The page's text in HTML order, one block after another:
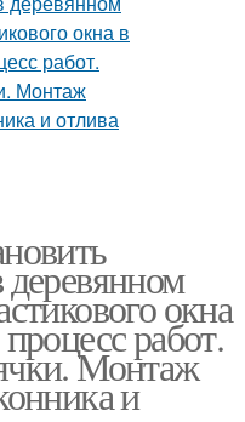
окна
работ.
Монтаж
и